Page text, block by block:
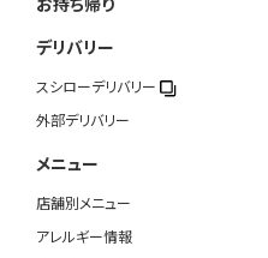
デリバリー
スシローデリバリー
外部デリバリー
メニュー
店舗別メニュー
アレルギー情報